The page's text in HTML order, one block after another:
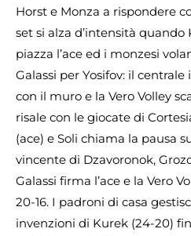
Horst e Monza a rispondere
set si alza d’intensità
piazza l’ace ed i monzesi
Galassi per Yosifov: il
con il muro e la Vero Volley
risale con le giocate di
(ace) e Soli chiama la pausa
vincente di Dzavoronok,
Galassi firma l’ace e la Vero
20-16. I padroni di casa
invenzioni di Kurek (24-20)